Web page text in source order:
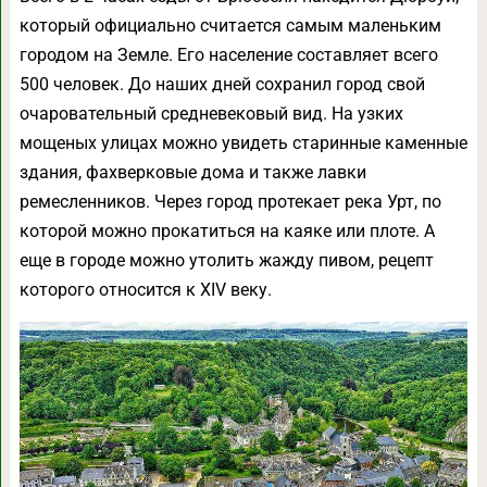
который официально считается самым маленьким
городом на Земле. Его население составляет всего
500 человек. До наших дней сохранил город свой
очаровательный средневековый вид. На узких
мощеных улицах можно увидеть старинные каменные
здания, фахверковые дома и также лавки
ремесленников. Через город протекает река Урт, по
которой можно прокатиться на каяке или плоте. А
еще в городе можно утолить жажду пивом, рецепт
которого относится к XIV веку.